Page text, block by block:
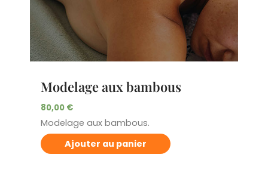
Modelage aux bambous
80,00 €
Modelage aux bambous.
Ajouter au panier